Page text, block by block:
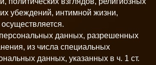
убеждений, интимной жизни,
данных, разрешенных
из числа специальных
данных, указанных в ч. 1 ст.